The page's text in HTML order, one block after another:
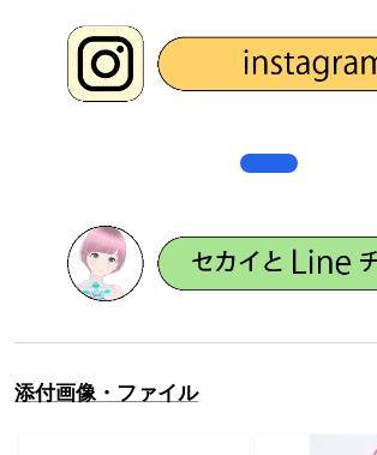
添付画像・ファイル